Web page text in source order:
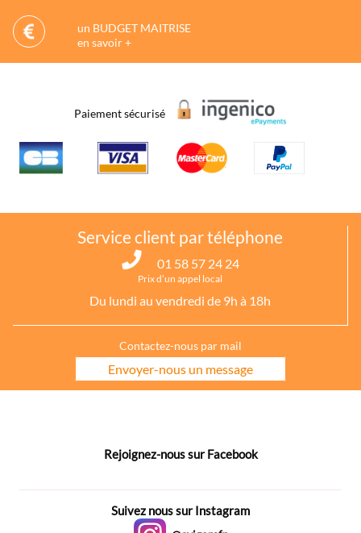
un BUDGET MAITRISE
en savoir +
Paiement sécurisé
Service client par téléphone
01 58 57 24 24
Prix d’un appel local
Du lundi au vendredi de 9h à 18h
Contactez-nous par mail
Envoyer-nous un message
Rejoignez-nous sur Facebook
Suivez nous sur Instagram